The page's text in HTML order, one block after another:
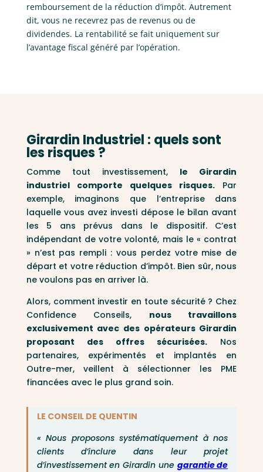
remboursement de la réduction d’impôt. Autrement
dit, vous ne recevrez pas de revenus ou de
dividendes. La rentabilité se fait uniquement sur
l’avantage fiscal généré par l’opération.
Girardin Industriel : quels sont
les risques ?
Comme tout investissement, le Girardin
industriel comporte quelques risques. Par
exemple, imaginons que l’entreprise dans
laquelle vous avez investi dépose le bilan avant
les 5 ans prévus dans le dispositif. C’est
indépendant de votre volonté, mais le « contrat
» n’est pas rempli : vous perdez votre mise de
départ et votre réduction d’impôt. Bien sûr, nous
ne voulons pas en arriver là.
Alors, comment investir en toute sécurité ? Chez
Confidence Conseils, nous travaillons
exclusivement avec des opérateurs Girardin
proposant des offres sécurisées. Nos
partenaires, expérimentés et implantés en
Outre-mer, veillent à sélectionner les PME
financées avec le plus grand soin.
LE CONSEIL DE QUENTIN
« Nous proposons systématiquement à nos
clients d’inclure dans leur projet
d’investissement en Girardin une garantie de